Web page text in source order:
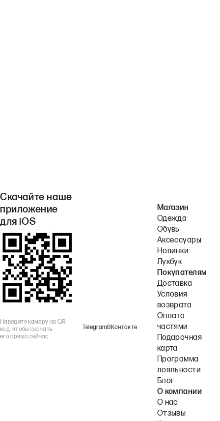
Скачайте наше
приложение
для iOS
или Android.
Наведите камеру на QR-
код, чтобы скачать
его прямо сейчас
TelegramВКонтакте
Магазин
Одежда
Обувь
Аксессуары
Новинки
Лукбук
Покупателям
Доставка
Условия
возврата
Оплата
частями
Подарочная
карта
Программа
лояльности
Блог
О компании
О нас
Отзывы